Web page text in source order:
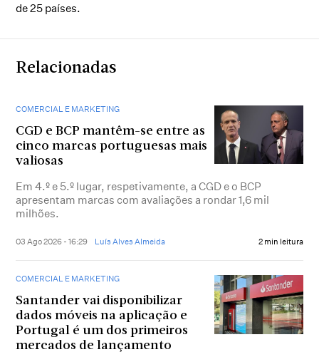
de 25 países.
Relacionadas
COMERCIAL E MARKETING
CGD e BCP mantêm-se entre as
cinco marcas portuguesas mais
valiosas
Em 4.º e 5.º lugar, respetivamente, a CGD e o BCP
apresentam marcas com avaliações a rondar 1,6 mil
milhões.
03 Ago 2026 - 16:29 Luís Alves Almeida 2 min leitura
COMERCIAL E MARKETING
Santander vai disponibilizar
dados móveis na aplicação e
Portugal é um dos primeiros
mercados de lançamento